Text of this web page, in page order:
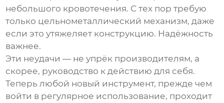
небольшого кровотечения. С тех пор требую
только цельнометаллический механизм, даже
если это утяжеляет конструкцию. Надёжность
важнее.
Эти неудачи — не упрёк производителям, а
скорее, руководство к действию для себя.
Теперь любой новый инструмент, прежде чем
войти в регулярное использование, проходит